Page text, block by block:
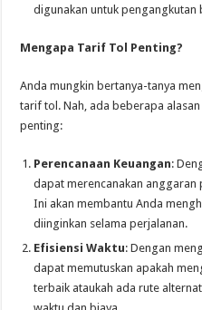
digunakan untuk
Mengapa Tarif Tol Penting?
Anda mungkin bertanya-tanya
tarif tol. Nah, ada beberapa
penting:
Perencanaan Keuangan:
dapat merencanakan anggaran
Ini akan membantu Anda
diinginkan selama perjalanan.
Efisiensi Waktu: Dengan
dapat memutuskan apakah
terbaik ataukah ada rute